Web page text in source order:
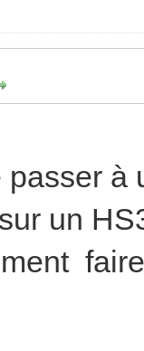
à
un